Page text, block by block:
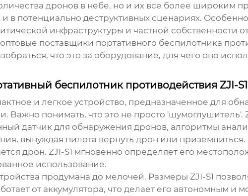
дронов в небе, но и их все более широким
и в потенциально деструктивных сценариях.
инфраструктуры и частной собственности
оптовые поставщики портативного беспилотника
что это за оборудование, для чего оно
беспилотник противодействия ZJI-
и легкое устройство, предназначенное для
Важно понимать, что это не просто 'шумоглушитель'.
датчик для обнаружения дронов, алгоритмы
вынуждая пилота вернуть дрон или
дрон. ZJI-S1 мгновенно определяет его
использование.
продумана до мелочей. Размеры ZJI-S1
от аккумулятора, что делает его